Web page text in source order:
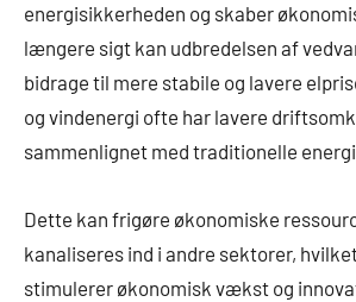
energisikkerheden og skaber
længere sigt kan udbredelsen af
bidrage til mere stabile og lavere
og vindenergi ofte har lavere
sammenlignet med traditionelle
Dette kan frigøre økonomiske
kanaliseres ind i andre sektorer,
stimulerer økonomisk vækst og